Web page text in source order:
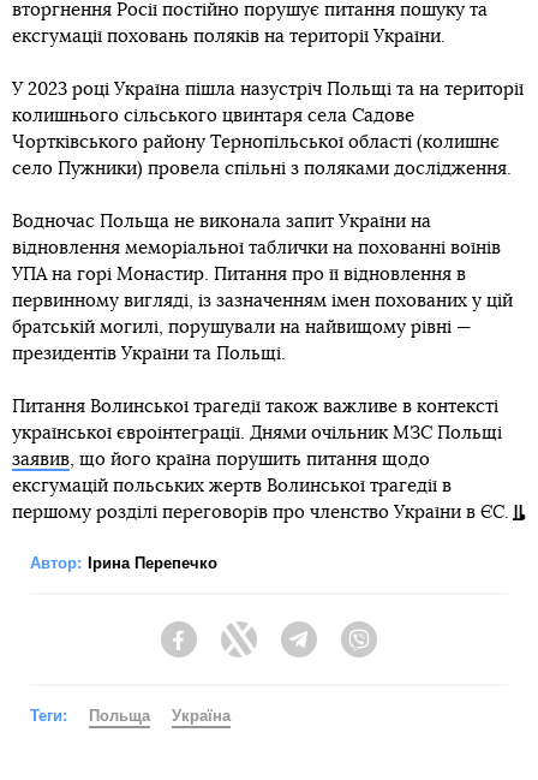
вторгнення Росії постійно порушує питання пошуку та
ексгумації поховань поляків на території України.
У 2023 році Україна пішла назустріч Польщі та на території
колишнього сільського цвинтаря села Садове
Чортківського району Тернопільської області (колишнє
село Пужники) провела спільні з поляками дослідження.
Водночас Польща не виконала запит України на
відновлення меморіальної таблички на похованні воїнів
УПА на горі Монастир. Питання про її відновлення в
первинному вигляді, із зазначенням імен похованих у цій
братській могилі, порушували на найвищому рівні —
президентів України та Польщі.
Питання Волинської трагедії також важливе в контексті
української євроінтеграції. Днями очільник МЗС Польщі
заявив, що його країна порушить питання щодо
ексгумацій польських жертв Волинської трагедії в
першому розділі переговорів про членство України в ЄС.
Автор: Ірина Перепечко
FacebookTwitter Telegram
Теги: Польща Україна